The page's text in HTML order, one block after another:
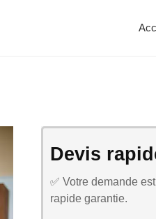
Devis
✅ Votre demande
rapide garantie.